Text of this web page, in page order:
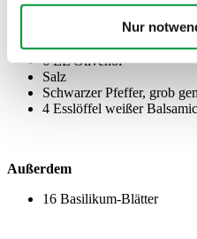
Nur
1/8 Liter Orangen-Sirup
6 EL Olivenöl
Salz
Schwarzer Pfeffer, grob
4 Esslöffel weißer
Außerdem
16 Basilikum-Blätter